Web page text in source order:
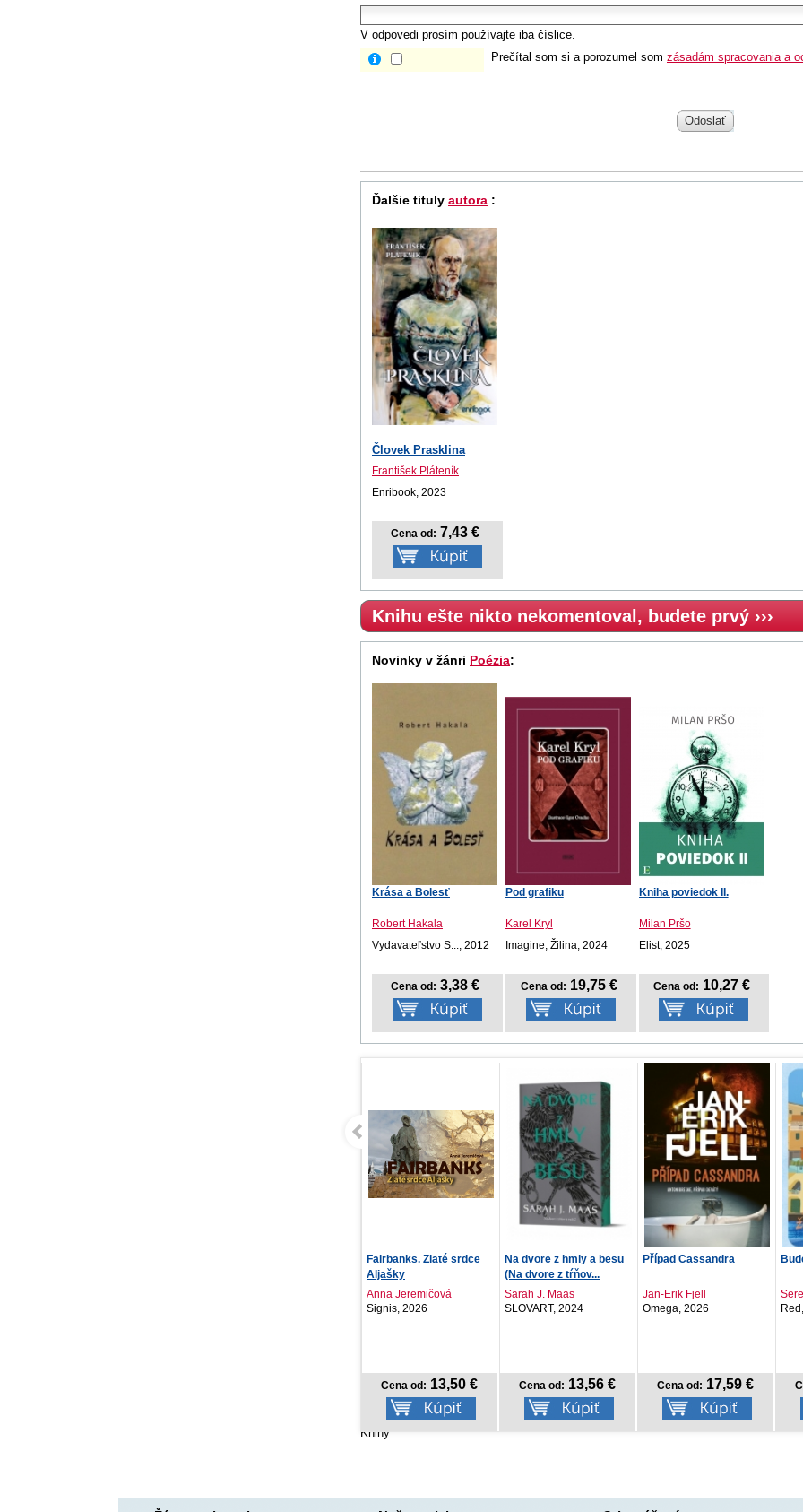
V odpovedi prosím používajte iba číslice.
Prečítal som si a porozumel som zásadám spracovania a
Odoslať
Ďalšie tituly autora :
Človek Prasklina
František Pláteník
Enribook, 2023
Cena od: 7,43 €
Knihu ešte nikto nekomentoval, budete prvý ›››
Novinky v žánri Poézia:
Krása a Bolesť
Robert Hakala
Vydavateľstvo S..., 2012
Cena od: 3,38 €
Pod grafiku
Karel Kryl
Imagine, Žilina, 2024
Cena od: 19,75 €
Kniha poviedok II.
Milan Pršo
Elist, 2025
Cena od: 10,27 €
Na dvore z hmly a besu
(Na dvore z tŕňov...
Sarah J. Maas
SLOVART, 2024
Cena od: 13,56 €
Případ Cassandra
Jan-Erik Fjell
Omega, 2026
Cena od: 17,59 €
Bude to tím, že tě miluji
Serena Giuliano
Red, 2026
Cena od: 12,30 €
Knihy